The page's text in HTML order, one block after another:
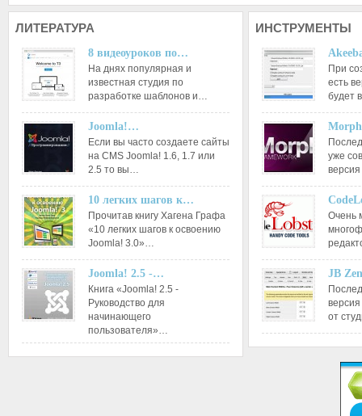
ЛИТЕРАТУРА
8 видеоуроков по…
На днях популярная и
известная студия по
разработке шаблонов и…
Joomla!…
Если вы часто создаете сайты
на CMS Joomla! 1.6, 1.7 или
2.5 то вы…
10 легких шагов к…
Прочитав книгу Хагена Графа
«10 легких шагов к освоению
Joomla! 3.0»…
Joomla! 2.5 -…
Книга «Joomla! 2.5 -
Руководство для
начинающего
пользователя»…
ИНСТРУМЕНТЫ
При
есть
будет
уже
Очень
JB
от